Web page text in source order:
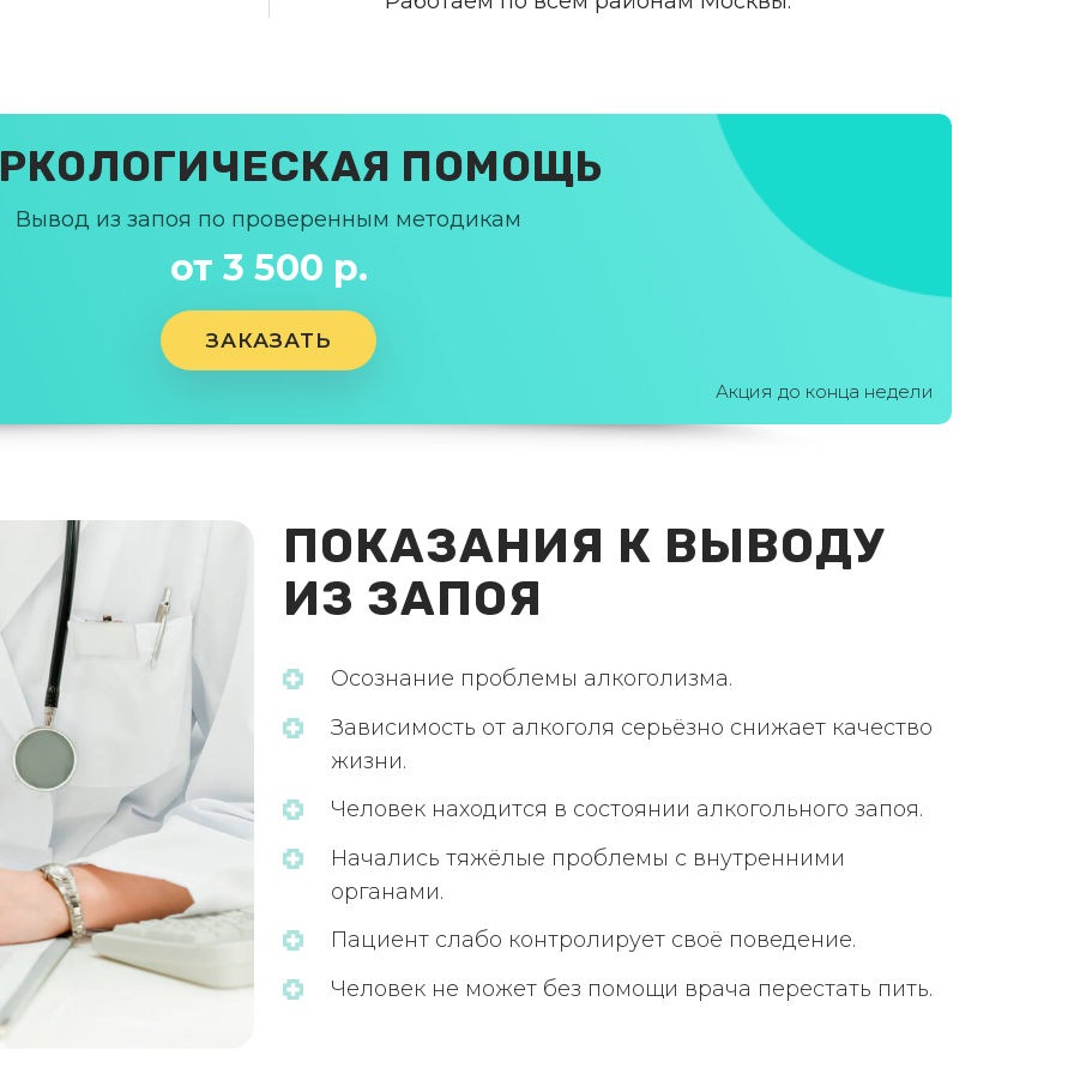
ПОМОЩЬ
Вывод из запоя по проверенным методикам
от 3 500 р.
ЗАКАЗАТЬ
Акция до конца недели
ПОКАЗАНИЯ К ВЫВОДУ
ИЗ ЗАПОЯ
Осознание проблемы алкоголизма.
Зависимость от алкоголя серьёзно снижает качество
жизни.
Человек находится в состоянии алкогольного запоя.
Начались тяжёлые проблемы с внутренними
органами.
Пациент слабо контролирует своё поведение.
Человек не может без помощи врача перестать пить.